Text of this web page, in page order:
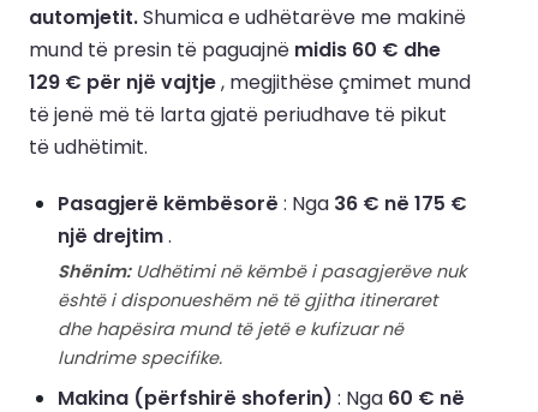
automjetit.Shumica e udhëtarëve me makinë
mund të presin të paguajnë midis 60 € dhe
129 € për një vajtje, megjithëse çmimet mund
të jenë më të larta gjatë periudhave të pikut
të udhëtimit.
Pasagjerë këmbësorë : Nga 36 € në 175 €
një drejtim.
Shënim:Udhëtimi në këmbë i pasagjerëve nuk
është i disponueshëm në të gjitha itineraret
dhe hapësira mund të jetë e kufizuar në
lundrime specifike.
Makina (përfshirë shoferin) : Nga 60 € në